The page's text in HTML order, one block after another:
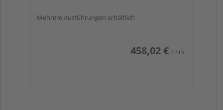
Mehrere Ausführungen erhältlich
458,02 € / Stk.